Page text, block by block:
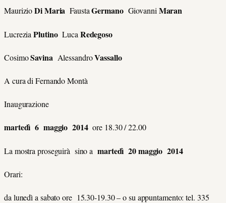
MaurizioDi Maria FaustaGermanoGiovanniMaran
LucreziaPlutinoLuca Redegoso
CosimoSavina AlessandroVassallo
A cura di Fernando Montà
Inaugurazione
martedì 6 maggio 2014ore 18.30 / 22.00
La mostra proseguirà sino a martedì 20 maggio 2014
Orari:
da lunedì a sabato ore 15.30-19.30 – o su appuntamento: tel. 335